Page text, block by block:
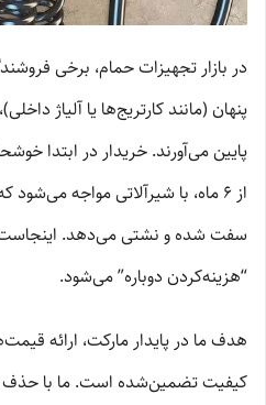
در بازار تجهیزات حمام، برخی
پنهان (مانند کارتریج‌ها یا آلیاژ
پایین می‌آورند. خریدار در ابتدا
از ۶ ماه، با شیرآلاتی مواجه
سفت شده و نشتی می‌دهد. اینجاست
“هزینه‌کردن دوباره” می‌شود.
هدف ما در پایدار مارکت، ارائه
کیفیت تضمین‌شده است. ما با حذف